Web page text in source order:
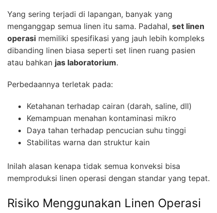
Yang sering terjadi di lapangan, banyak yang
menganggap semua linen itu sama. Padahal, set linen
operasi memiliki spesifikasi yang jauh lebih kompleks
dibanding linen biasa seperti set linen ruang pasien
atau bahkan jas laboratorium.
Perbedaannya terletak pada:
Ketahanan terhadap cairan (darah, saline, dll)
Kemampuan menahan kontaminasi mikro
Daya tahan terhadap pencucian suhu tinggi
Stabilitas warna dan struktur kain
Inilah alasan kenapa tidak semua konveksi bisa
memproduksi linen operasi dengan standar yang tepat.
Risiko Menggunakan Linen Operasi